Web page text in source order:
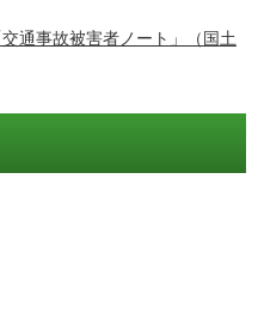
通事故被害者ノート」（国土